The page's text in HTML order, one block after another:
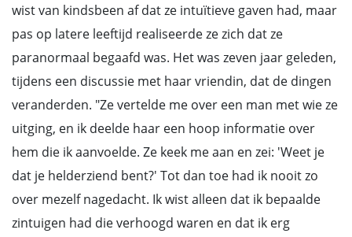
wist van kindsbeen af dat ze intuïtieve gaven had, maar
pas op latere leeftijd realiseerde ze zich dat ze
paranormaal begaafd was. Het was zeven jaar geleden,
tijdens een discussie met haar vriendin, dat de dingen
veranderden. "Ze vertelde me over een man met wie ze
uitging, en ik deelde haar een hoop informatie over
hem die ik aanvoelde. Ze keek me aan en zei: 'Weet je
dat je helderziend bent?' Tot dan toe had ik nooit zo
over mezelf nagedacht. Ik wist alleen dat ik bepaalde
zintuigen had die verhoogd waren en dat ik erg